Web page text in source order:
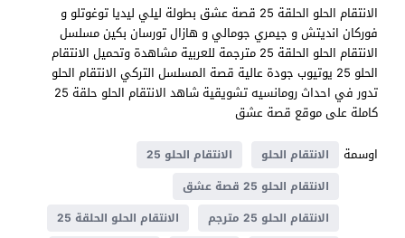
الانتقام الحلو الحلقة 25 قصة عشق بطولة ليلي ليديا توغوتلو و
فوركان انديتش و جيمري جومالي و هازال تورسان بكين مسلسل
الانتقام الحلو الحلقة 25 مترجمة للعربية مشاهدة وتحميل الانتقام
الحلو 25 يوتيوب جودة عالية قصة المسلسل التركي الانتقام الحلو
تدور في احداث رومانسيه تشويقية شاهد الانتقام الحلو حلقة 25
كاملة على موقع قصة عشق
اوسمة
الانتقام الحلو
الانتقام الحلو 25
الانتقام الحلو 25 قصة عشق
الانتقام الحلو 25 مترجم
الانتقام الحلو الحلقة 25